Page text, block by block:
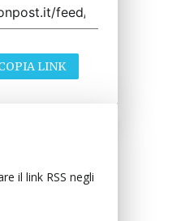
LINK
il link RSS negli